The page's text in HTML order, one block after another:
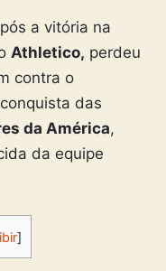
a vitória na
Athletico, perdeu
contra o
das
da América,
da equipe
]